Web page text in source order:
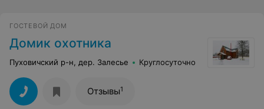
ГОСТЕВОЙ ДОМ
Домик охотника
Пуховичский р-н, дер. Залесье Круглосуточно
Отзывы1